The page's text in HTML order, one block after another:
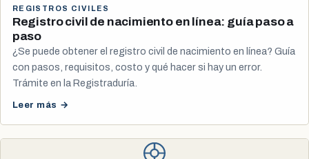
REGISTROS CIVILES
Registro civil de nacimiento en línea: guía paso a
paso
¿Se puede obtener el registro civil de nacimiento en línea? Guía
con pasos, requisitos, costo y qué hacer si hay un error.
Trámite en la Registraduría.
Leer más →